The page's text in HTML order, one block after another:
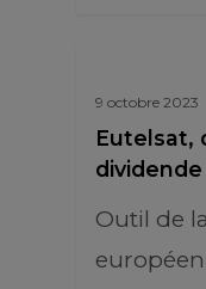
9 octobre 2023
Eutelsat,
dividende
Outil de